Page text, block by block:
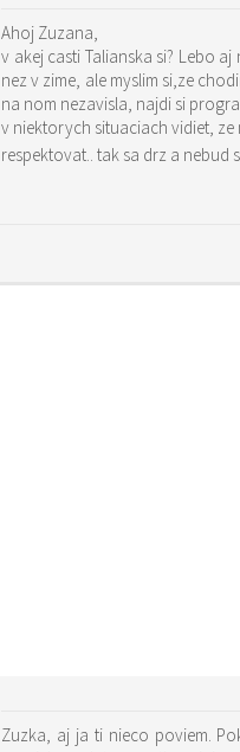
Ahoj Zuzana,
v akej casti Talianska si? Lebo
nez v zime, ale myslim si,ze
na nom nezavisla, najdi si
v niektorych situaciach vidiet,
respektovat.. tak sa drz a nebud
Zuzka, aj ja ti nieco poviem.